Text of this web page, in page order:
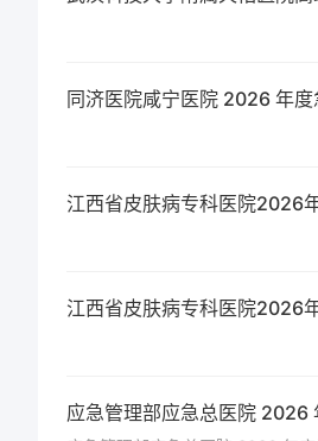
同济医院咸宁医院 2026 年
江西省皮肤病专科医院2026
江西省皮肤病专科医院2026
应急管理部应急总医院 2026